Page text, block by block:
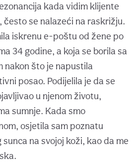
kada vidim klijente
često se nalazeći na raskrižju.
iskrenu e-poštu od žene po
34 godine, a koja se borila sa
nakon što je napustila
posao. Podijelila je da se
u njenom životu,
sumnje. Kada smo
osjetila sam poznatu
na svojoj koži, kao da me